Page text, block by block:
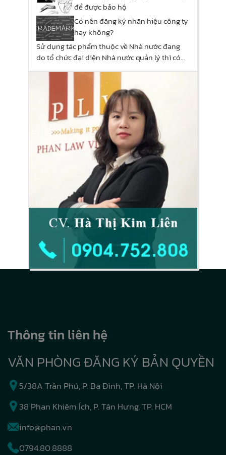
để được bảo hộ
Có nên đăng ký nhãn hiệu công ty
hay không?
Sử dụng tác phẩm thuộc về Nhà nước đang
do tổ chức đại diện Nhà nước quản lý thì có
phải xin phép?
Thông tin liên hệ
VĂN PHÒNG ĐĂNG KÝ BẢN QUYỀN
5/38A Trần Phú, P. Ba Đình, TP. Hà Nội
38 Phan Khiêm Ích, P. Tân Hưng, TP. HCM
info@phan.vn
0794.80.8888